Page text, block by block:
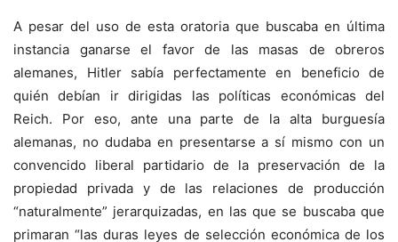
A pesar del uso de esta oratoria que buscaba en última
instancia ganarse el favor de las masas de obreros
alemanes, Hitler sabía perfectamente en beneficio de
quién debían ir dirigidas las políticas económicas del
Reich. Por eso, ante una parte de la alta burguesía
alemanas, no dudaba en presentarse a sí mismo con un
convencido liberal partidario de la preservación de la
propiedad privada y de las relaciones de producción
“naturalmente” jerarquizadas, en las que se buscaba que
primaran “las duras leyes de selección económica de los